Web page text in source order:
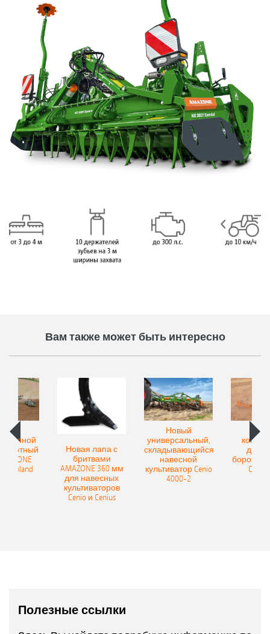
Вам также может быть интересно
Onland
Новая лапа с
бритвами
AMAZONE 360 мм
для навесных
культиваторов
Cenio и Cenius
Новый
универсальный,
складывающийся
навесной
культиватор Cenio
4000-2
бороны
Полезные ссылки